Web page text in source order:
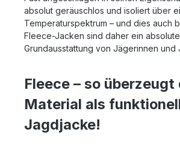
absolut geräuschlos und isoliert über
Temperaturspektrum – und dies auch
Fleece-Jacken sind daher ein
Grundausstattung von Jägerinnen und
Fleece – so überzeugt
Material als
Jagdjacke!